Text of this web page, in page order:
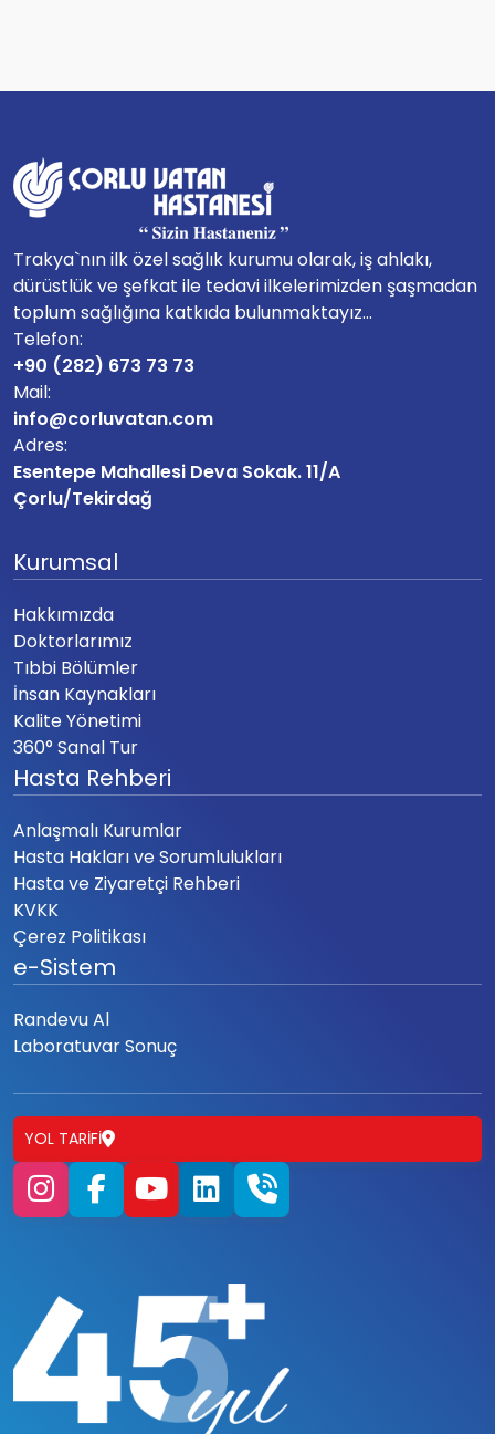
Trakya`nın ilk özel sağlık kurumu olarak, iş ahlakı,
dürüstlük ve şefkat ile tedavi ilkelerimizden şaşmadan
toplum sağlığına katkıda bulunmaktayız...
Telefon:
+90 (282) 673 73 73
Mail:
info@corluvatan.com
Adres:
Esentepe Mahallesi Deva Sokak. 11/A
Çorlu/Tekirdağ
Kurumsal
Hakkımızda
Doktorlarımız
Tıbbi Bölümler
İnsan Kaynakları
Kalite Yönetimi
360° Sanal Tur
Hasta Rehberi
Anlaşmalı Kurumlar
Hasta Hakları ve Sorumlulukları
Hasta ve Ziyaretçi Rehberi
KVKK
Çerez Politikası
e-Sistem
Randevu Al
Laboratuvar Sonuç
YOL TARIFI